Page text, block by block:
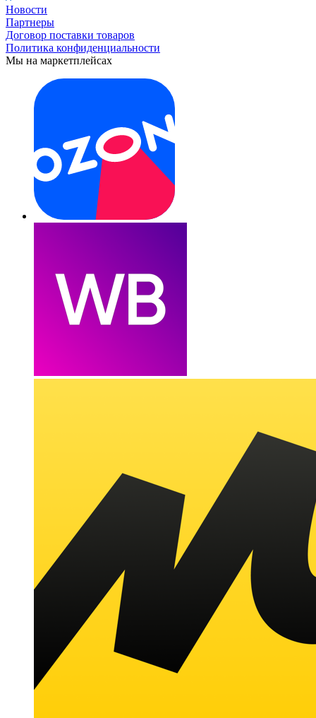
Новости
Партнеры
Договор поставки товаров
Политика конфиденциальности
Мы на маркетплейсах